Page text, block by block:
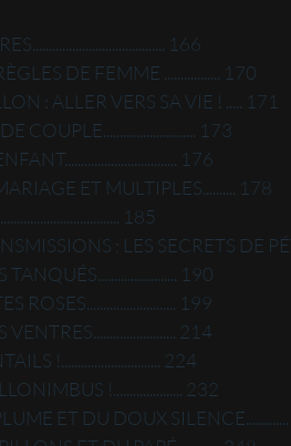
166
DE FEMME ................. 170
: ALLER VERS SA VIE ! ..... 171
COUPLE............................ 173
176
ET MULTIPLES.......... 178
185
; LES SECRETS
190
ROSES........................... 199
214
!.............................. 224
!..................... 232
ET DU DOUX